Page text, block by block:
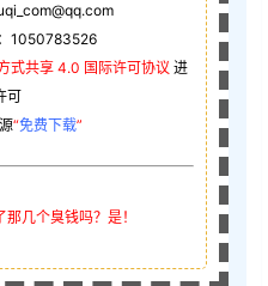
1050783526
式共享 4.0 国际许可协议 进
可
“免费下载”
几个臭钱吗？是！